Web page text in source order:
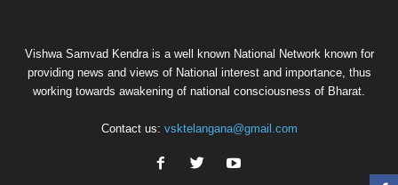
Vishwa Samvad Kendra is a well known National Network known for
providing news and views of National interest and importance, thus
working towards awakening of national consciousness of Bharat.
Contact us: vsktelangana@gmail.com